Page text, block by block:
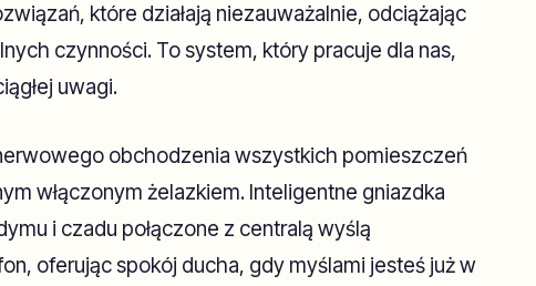
które działają niezauważalnie, odciążając
czynności. To system, który pracuje dla nas,
uwagi.
obchodzenia wszystkich pomieszczeń
włączonym żelazkiem. Inteligentne gniazdka
i czadu połączone z centralą wyślą
oferując spokój ducha, gdy myślami jesteś już w